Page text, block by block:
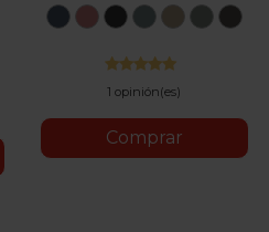
AstralAuroraCosmicGalaxy
Lunar
1 opinión(es)
Comprar